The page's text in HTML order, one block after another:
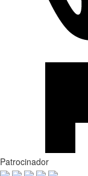
Patrocinador